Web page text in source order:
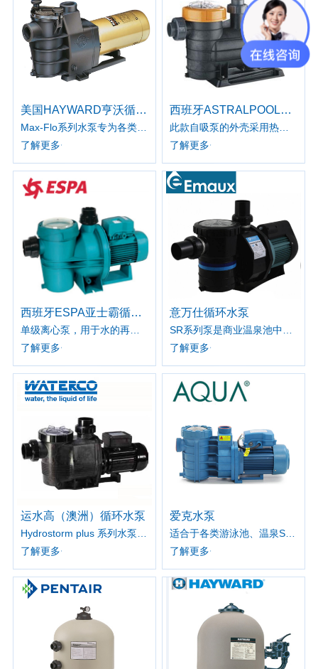
美国HAYWARD亨沃循环水泵
Max-Flo系列水泵专为各类新建泳池设计，同时了是旧水泵替换的理想选择。 侧拉式密封栓让密封盖的拆装更为简便，易维护式设计让水泵的维护保养变得不再繁琐。 ​
了解更多
西班牙ASTRALPOOL亚士图循环水泵
了解更多
西班牙ESPA亚士霸循环水泵
单级离心泵，用于水的再循环和过滤
了解更多
意万仕循环水泵
SR系列泵是商业温泉池中高水头和中水头安装的选择。所使用的密封和轴承均从可靠的供应商进口，以确保可靠的质量。
了解更多
运水高（澳洲）循环水泵
了解更多
爱克水泵
了解更多